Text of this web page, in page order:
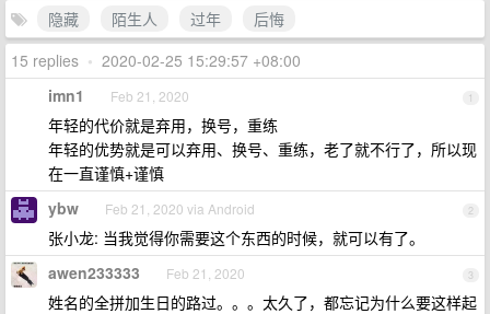
隐藏
陌生人 过年
后悔
15 replies • 2020-02-25 15:29:57 +08:00
1
imn1 Feb 21, 2020
年轻的代价就是弃用，换号，重练
年轻的优势就是可以弃用、换号、重练，老了就不行了，所以现
在一直谨慎+谨慎
2
ybw Feb 21, 2020 via Android
张小龙: 当我觉得你需要这个东西的时候，就可以有了。
3
awen233333 Feb 21, 2020
姓名的全拼加生日的路过。。。太久了，都忘记为什么要这样起